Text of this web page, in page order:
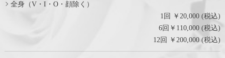
全身（V・I・O・顔除く）
1回 ￥20,000 (税込)
6回￥110,000 (税込)
12回 ￥200,000 (税込)